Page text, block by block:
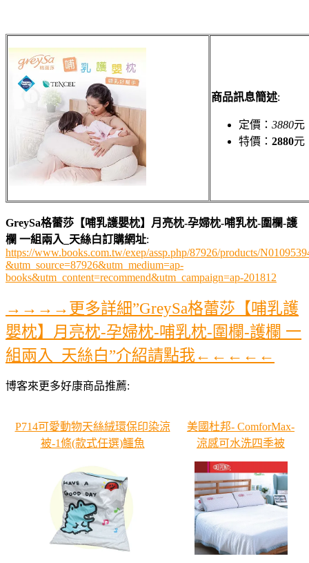
商品訊息簡述:
定價： 3880元
特價： 2880元
GreySa格蕾莎【哺乳護嬰枕】月亮枕-孕婦枕-哺乳枕-圍欄-護
欄 一組兩入_天絲白訂購網址:
https://www.books.com.tw/exep/assp.php/87926/products/
&utm_source=87926&utm_medium=ap-
books&utm_content=recommend&utm_campaign=ap-201812
→→→→更多詳細”GreySa格蕾莎【哺乳護
嬰枕】月亮枕-孕婦枕-哺乳枕-圍欄-護欄 一
組兩入_天絲白”介紹請點我←←←←←
博客來更多好康商品推薦:
P714可愛動物天絲絨環保印染涼
被-1條(款式任選)鱷魚
美國杜邦- ComforMax-
涼感可水洗四季被